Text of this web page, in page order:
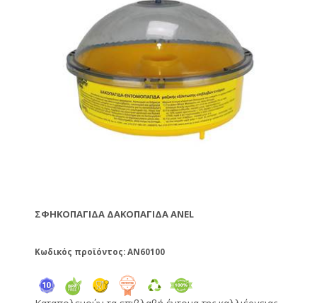
ΣΦΗΚΟΠΑΓΊΔΑ ΔΑΚΟΠΑΓΊΔΑ ANEL
Κωδικός προϊόντος: AN60100